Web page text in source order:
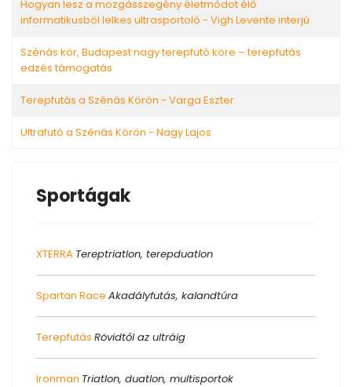
Hogyan lesz a mozgásszegény életmódot élő
informatikusból lelkes ultrasportoló - Vigh Levente interjú
Szénás kör, Budapest nagy terepfutó köre – terepfutás
edzés támogatás
Terepfutás a Szénás Körön - Varga Eszter
Ultrafutó a Szénás Körön - Nagy Lajos
Sportágak
XTERRA Tereptriatlon, terepduatlon
Spartan Race Akadályfutás, kalandtúra
Terepfutás Rövidtől az ultráig
Ironman Triatlon, duatlon, multisportok